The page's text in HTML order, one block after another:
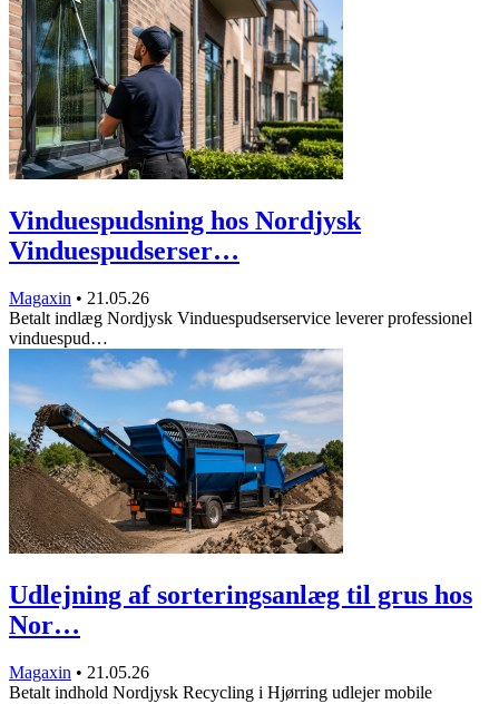
Vinduespudsning hos Nordjysk
Vinduespudserser…
Magaxin • 21.05.26
Betalt indlæg Nordjysk Vinduespudserservice leverer professionel
vinduespud…
Udlejning af sorteringsanlæg til grus hos
Nor…
Magaxin • 21.05.26
Betalt indhold Nordjysk Recycling i Hjørring udlejer mobile